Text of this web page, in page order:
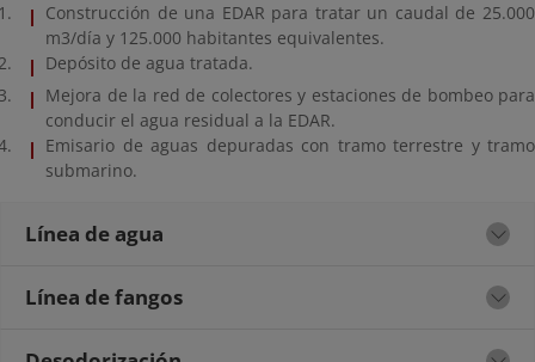
Construcción de una EDAR para tratar un caudal de 25.000
m3/día y 125.000 habitantes equivalentes.
Depósito de agua tratada.
Mejora de la red de colectores y estaciones de bombeo para
conducir el agua residual a la EDAR.
Emisario de aguas depuradas con tramo terrestre y tramo
submarino.
Línea de agua
Línea de fangos